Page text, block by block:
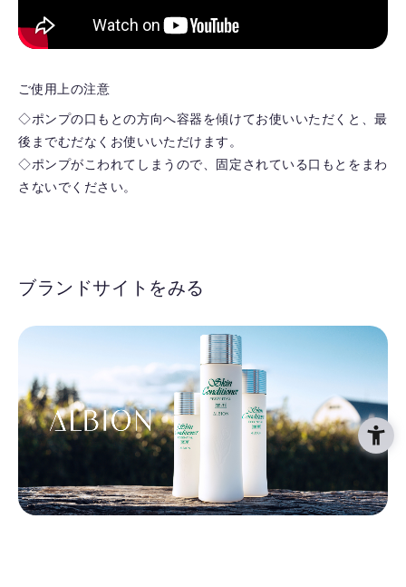
ご使用上の注意
◇ポンプの口もとの方向へ容器を傾けてお使いいただくと、最
後までむだなくお使いいただけます。
◇ポンプがこわれてしまうので、固定されている口もとをまわ
さないでください。
ブランドサイトをみる